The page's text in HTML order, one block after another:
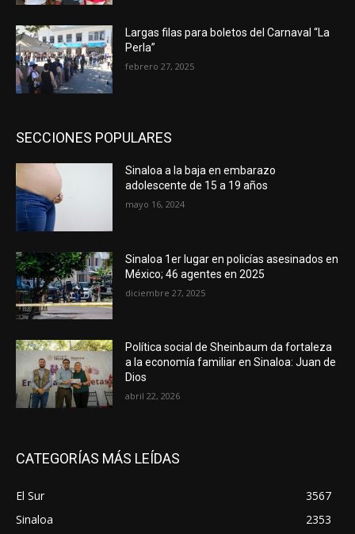
Largas filas para boletos del Carnaval “La
Perla”
febrero 27, 2025
SECCIONES POPULARES
Sinaloa a la baja en embarazo
adolescente de 15 a 19 años
mayo 16, 2024
Sinaloa 1er lugar en policías asesinados en
México; 46 agentes en 2025
diciembre 27, 2025
Política social de Sheinbaum da fortaleza
a la economía familiar en Sinaloa: Juan de
Dios
abril 22, 2026
CATEGORÍAS MÁS LEÍDAS
El Sur
3567
Sinaloa
2353